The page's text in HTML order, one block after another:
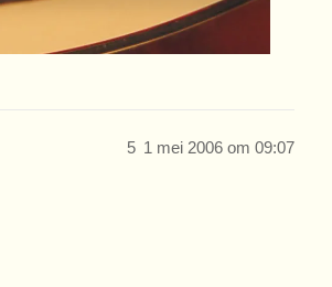
1 mei 2006 om 09:07
5